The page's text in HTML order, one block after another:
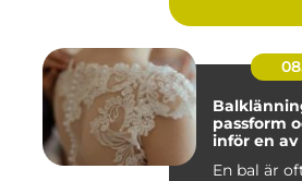
passform
inför en av
En bal är